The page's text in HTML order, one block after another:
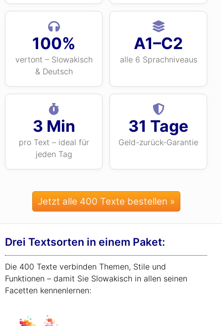
100%
vertont – Slowakisch
& Deutsch
A1–C2
alle 6 Sprachniveaus
3 Min
pro Text – ideal für
jeden Tag
31 Tage
Geld-zurück-Garantie
Jetzt alle 400 Texte bestellen »
Drei Textsorten in einem Paket:
Die 400 Texte verbinden Themen, Stile und
Funktionen – damit Sie Slowakisch in allen seinen
Facetten kennenlernen: